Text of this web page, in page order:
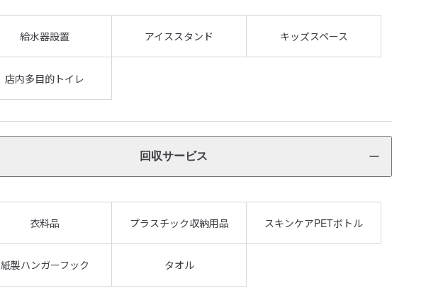
給水器設置 アイススタンド キッズスペース
店内多目的トイレ
回収サービス
衣料品 プラスチック収納用品 スキンケアPETボトル
紙製ハンガーフック タオル